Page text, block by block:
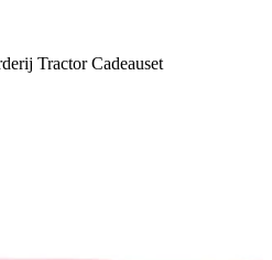
Tractor Cadeauset